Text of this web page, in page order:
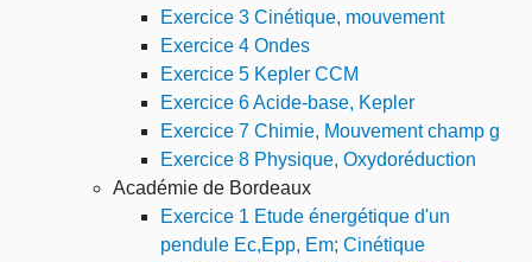
Exercice 3 Cinétique, mouvement
Exercice 4 Ondes
Exercice 5 Kepler CCM
Exercice 6 Acide-base, Kepler
Exercice 7 Chimie, Mouvement champ g
Exercice 8 Physique, Oxydoréduction
Académie de Bordeaux
Exercice 1 Etude énergétique d'un
pendule Ec,Epp, Em; Cinétique